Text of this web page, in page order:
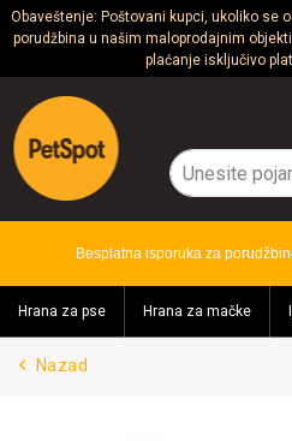
Obaveštenje: Poštovani kupci, ukoliko se
porudžbina u našim maloprodajnim
plaćanje isključivo
Psi
Mačke
Glodari
Akvaristika
Teraristika
Brendovi
Besplatna isporuka za
Hrana za pse Hrana za mačke
Nazad